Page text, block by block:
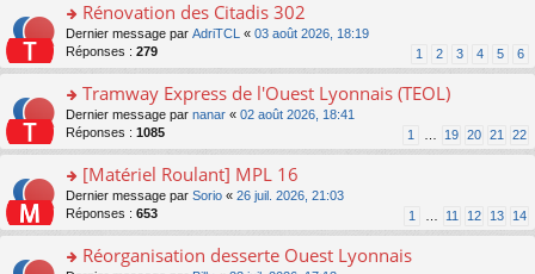
u
s
ré
nt
e
n
o
le
pl
u
s
ré
c
e
s
s
a
g
e
n
o
le
pl
u
s
ré
c
ult
er
le
s
s
a
g
e
n
o
le
o
n
s
ult
er
le
m
e
s
s
a
g
n
Rénovation des Citadis 302
Dernier message par AdriTCL « 03 août 2026, 18:19
Réponses : 279 1 2 3 4 5 6
o
n
s
ult
er
le
m
e
s
Tramway Express de l'Ouest Lyonnais (TEOL)
Dernier message par nanar « 02 août 2026, 18:41
Réponses : 1085 1 19 20 21 22
o
n
s
ult
er
[Matériel Roulant] MPL 16
Dernier message par Sorio « 26 juil. 2026, 21:03
Réponses : 653 1 11 12 13 14
Réorganisation desserte Ouest Lyonnais